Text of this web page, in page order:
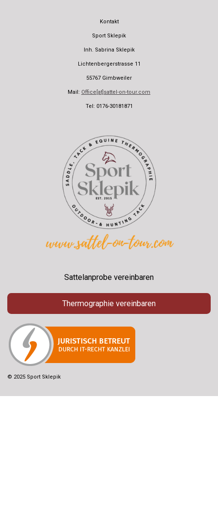
Kontakt
Sport Sklepik
Inh. Sabrina Sklepik
Lichtenbergerstrasse 11
55767 Gimbweiler
Mail: Office[at]sattel-on-tour.com
Tel: 0176-30181871
Sattelanprobe vereinbaren
Thermographie vereinbaren
© 2025 Sport Sklepik